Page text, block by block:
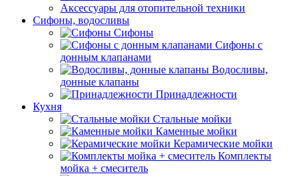
Аксессуары для отопительной техники
Сифоны, водосливы
Сифоны
Сифоны с
донным клапанами
Водосливы,
донные клапаны
Принадлежности
Кухня
Стальные мойки
Каменные мойки
Керамические мойки
Комплекты
мойка + смеситель